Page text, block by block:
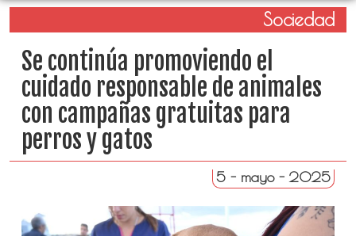
Sociedad
Se continúa promoviendo el
cuidado responsable de animales
con campañas gratuitas para
perros y gatos
5 - mayo - 2025